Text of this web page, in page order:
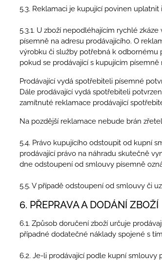
5.3. Reklamaci je kupující povinen
5.3.1. U zboží nepodléhajícím rychlé
písemně na adresu prodávajícího. O
výrobku či služby potřebná k odbornému
pokud se prodávající s kupujícím
Prodávající vydá spotřebiteli písemné
Dále prodávající vydá spotřebiteli
zamítnuté reklamace prodávající
Na pozdější reklamace nebude brán
5.4. Právo kupujícího odstoupit od kupní
prodávající právo na náhradu skutečně
dne odstoupení od smlouvy písemně
5.5. V případě odstoupení od smlouvy či
6. PŘEPRAVA A DODÁNÍ ZBOŽÍ
6.1. Způsob doručení zboží určuje
případné dodatečné náklady spojené s
6.2. Je-li prodávající podle kupní smlouvy